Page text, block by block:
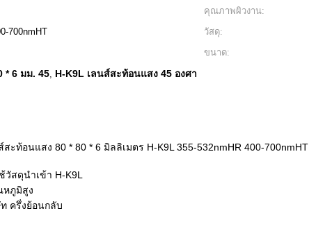
คุณภาพผิวงาน:
700nmHT วัสดุ:
ขนาด:
* 6 มม. 45, H-K9L เลนส์สะท้อนแสง 45 องศา
สะท้อนแสง 80 * 80 * 6 มิลลิเมตร H-K9L 355-532nmHR 400-700nmHT
วัสดุนำเข้า H-K9L
หภูมิสูง
ครึ่งย้อนกลับ